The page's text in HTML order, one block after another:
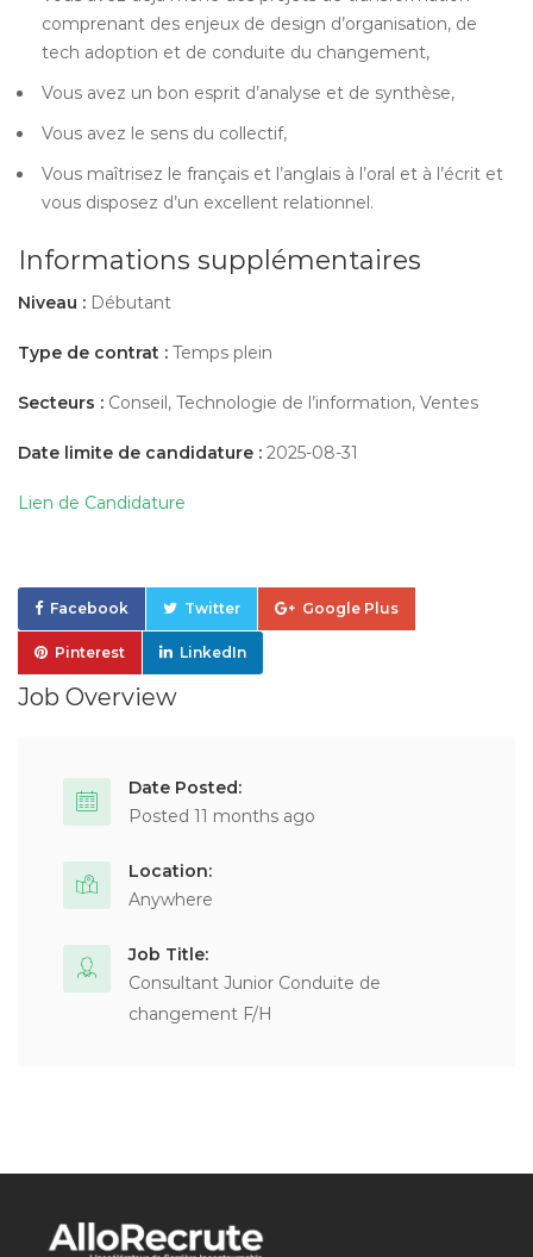
comprenant des enjeux de design d’organisation, de
tech adoption et de conduite du changement,
Vous avez un bon esprit d’analyse et de synthèse,
Vous avez le sens du collectif,
Vous maîtrisez le français et l’anglais à l’oral et à l’écrit et
vous disposez d’un excellent relationnel.
Informations supplémentaires
Niveau : Débutant
Type de contrat : Temps plein
Secteurs : Conseil, Technologie de l’information, Ventes
Date limite de candidature : 2025-08-31
Lien de Candidature
Facebook Twitter Google Plus
Pinterest LinkedIn
Job Overview
Date Posted:
Posted 11 months ago
Location:
Anywhere
Job Title:
Consultant Junior Conduite de
changement F/H